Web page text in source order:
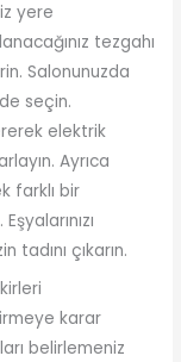
yere
tezgahı
Salonunuzda
seçin.
elektrik
Ayrıca
farklı bir
tadını çıkarın.
karar
belirlemeniz